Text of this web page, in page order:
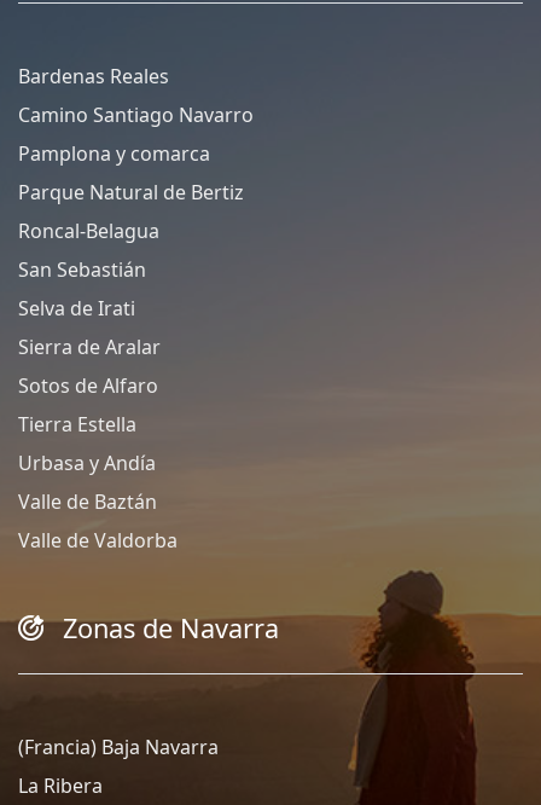
Bardenas Reales
Camino Santiago Navarro
Pamplona y comarca
Parque Natural de Bertiz
Roncal-Belagua
San Sebastián
Selva de Irati
Sierra de Aralar
Sotos de Alfaro
Tierra Estella
Urbasa y Andía
Valle de Baztán
Valle de Valdorba
Zonas de Navarra
(Francia) Baja Navarra
La Ribera